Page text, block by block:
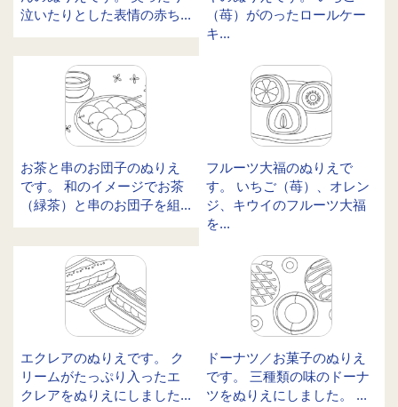
泣いたりとした表情の赤ち...
（苺）がのったロールケー
キ...
お茶と串のお団子のぬりえ
です。 和のイメージでお茶
（緑茶）と串のお団子を組...
フルーツ大福のぬりえで
す。 いちご（苺）、オレン
ジ、キウイのフルーツ大福
を...
エクレアのぬりえです。 ク
リームがたっぷり入ったエ
クレアをぬりえにしました...
ドーナツ／お菓子のぬりえ
です。 三種類の味のドーナ
ツをぬりえにしました。 ...